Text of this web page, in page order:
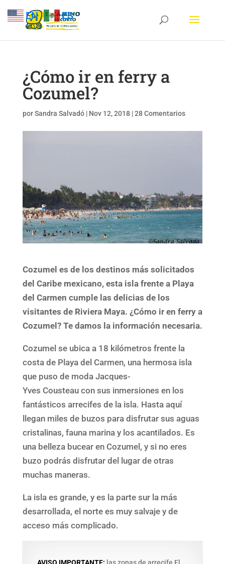
¿Cómo ir en ferry a
Cozumel?
porSandra Salvadó| Nov 12, 2018|28 Comentarios
Cozumel es de los destinos más solicitados
del Caribe mexicano, esta isla frente a Playa
del Carmen cumple las delicias de los
visitantes de Riviera Maya. ¿Cómo ir en ferry a
Cozumel? Te damos la información necesaria.
Cozumel se ubica a 18 kilómetros frente la
costa de Playa del Carmen, una hermosa isla
que puso de moda Jacques-
Yves Cousteau con sus inmersiones en los
fantásticos arrecifes de la isla. Hasta aquí
llegan miles de buzos para disfrutar sus aguas
cristalinas, fauna marina y los acantilados. Es
una belleza bucear en Cozumel, y si no eres
buzo podrás disfrutar del lugar de otras
muchas maneras.
La isla es grande, y es la parte sur la más
desarrollada, el norte es muy salvaje y de
acceso más complicado.
EN ES